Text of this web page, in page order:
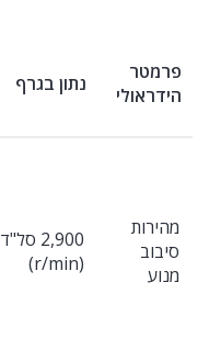
פרמטר
הידראולי
נתון בגרף
מהירות
סיבוב
מנוע
2,900 סל"ד
(r/min)